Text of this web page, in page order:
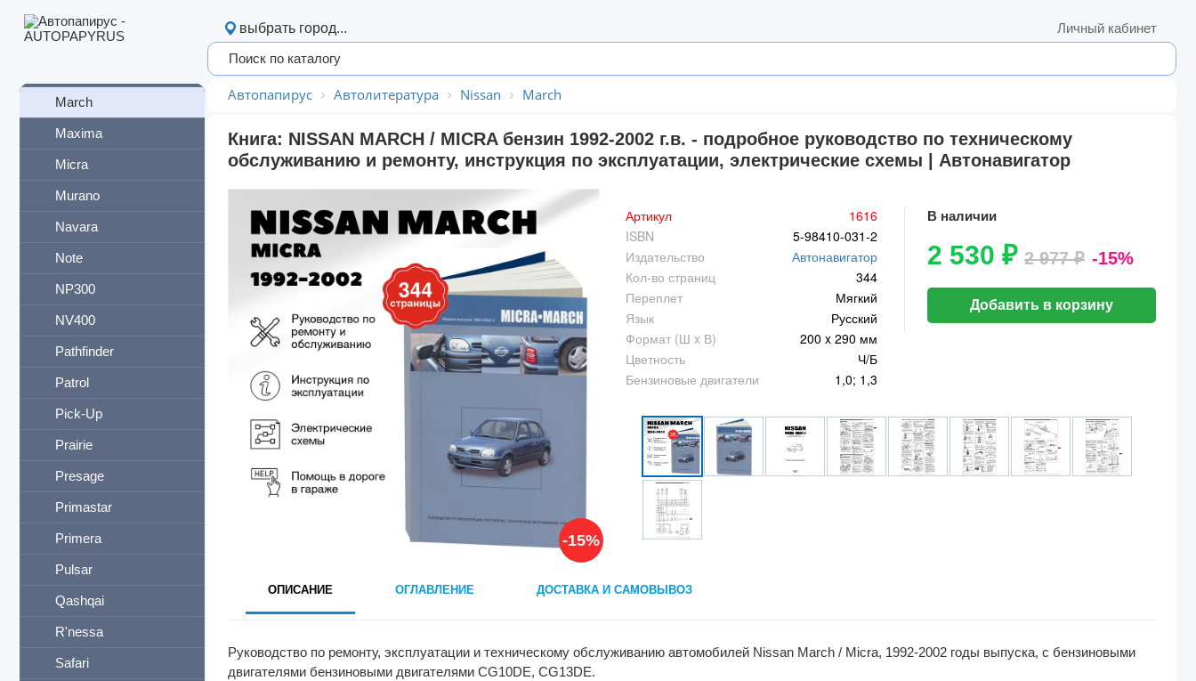
Liberty
March
Maxima
Micra
Murano
Navara
Note
NP300
NV400
Pathfinder
Patrol
Pick-Up
Prairie
Presage
Primastar
Primera
Pulsar
Qashqai
R'nessa
Safari
выбрать город... Личный кабинет
Автопапирус Автолитература Nissan March
Книга: NISSAN MARCH / MICRA бензин 1992-2002 г.в. - подробное руководство по техническому
обслуживанию и ремонту, инструкция по эксплуатации, электрические схемы | Автонавигатор
-15%
Артикул
1616
ISBN
5-98410-031-2
Издательство
Автонавигатор
Кол-во страниц
344
Переплет
Мягкий
Язык
Русский
Формат (Ш x В)
200 x 290 мм
Цветность
Ч/Б
Бензиновые двигатели
1,0; 1,3
В наличии
2 530 ₽2 977 ₽ -15%
Добавить в корзину
ОПИСАНИЕ ОГЛАВЛЕНИЕ ДОСТАВКА И САМОВЫВОЗ
Руководство по ремонту, эксплуатации и техническому обслуживанию автомобилей Nissan March / Micra, 1992-2002 годы выпуска, с бензиновыми
двигателями бензиновыми двигателями CG10DE, CG13DE.